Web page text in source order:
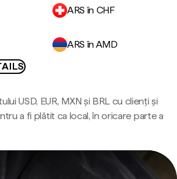
ARS în CHF
ARS în AMD
USD, EUR, MXN și BRL cu clienți și
a fi plătit ca local, în oricare parte a